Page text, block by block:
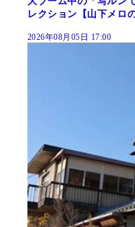
レクション【山下メロ
2026年08月05日 17:00